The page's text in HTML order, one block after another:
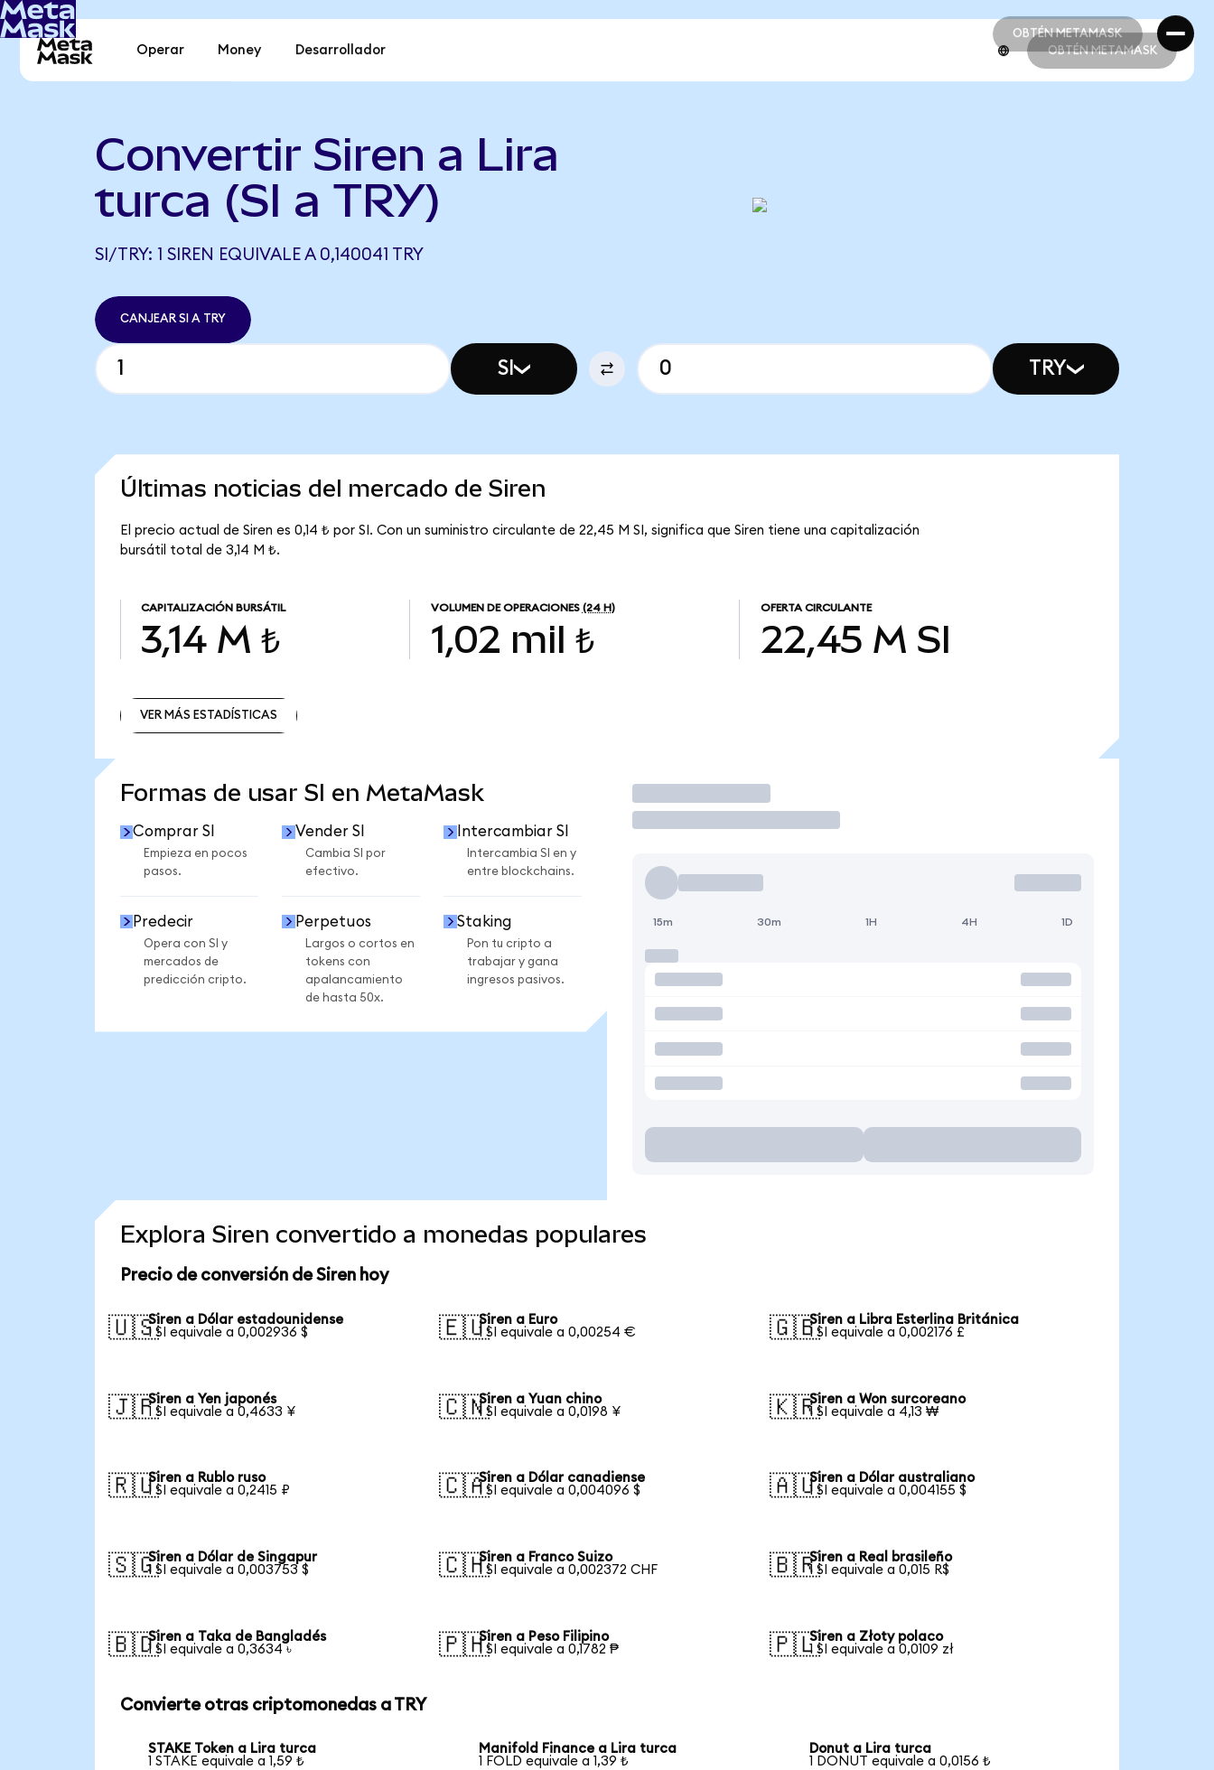
OBTÉN METAMASK
OBTÉN METAMASK
Operar Money Desarrollador OBTÉN METAMASK
Convertir Siren a Lira
turca (SI a TRY)
SI/TRY: 1 SIREN EQUIVALE A 0,140041 TRY
CANJEAR SI A TRY
SI TRY
Últimas noticias del mercado de Siren
El precio actual de Siren es 0,14 ₺ por SI. Con un suministro circulante de 22,45 M SI, significa que Siren tiene una capitalización
bursátil total de 3,14 M ₺.
CAPITALIZACIÓN BURSÁTIL
3,14 M ₺
VOLUMEN DE OPERACIONES (24 H)
1,02 mil ₺
OFERTA CIRCULANTE
22,45 M SI
VER MÁS ESTADÍSTICAS
Formas de usar SI en MetaMask
Comprar SI
Empieza en pocos
pasos.
Vender SI
Cambia SI por
efectivo.
Intercambiar SI
Intercambia SI en y
entre blockchains.
Predecir
Opera con SI y
mercados de
predicción cripto.
Perpetuos
Largos o cortos en
tokens con
apalancamiento
de hasta 50x.
Staking
Pon tu cripto a
trabajar y gana
ingresos pasivos.
Operar
15m 30m 1H 4H 1D
Explora Siren convertido a monedas populares
Precio de conversión de Siren hoy
🇺🇸Siren a Dólar estadounidense
1 SI equivale a 0,002936 $
🇪🇺Siren a Euro
1 SI equivale a 0,00254 €
🇬🇧Siren a Libra Esterlina Británica
1 SI equivale a 0,002176 £
🇯🇵Siren a Yen japonés
1 SI equivale a 0,4633 ¥
🇨🇳Siren a Yuan chino
1 SI equivale a 0,0198 ¥
🇰🇷Siren a Won surcoreano
1 SI equivale a 4,13 ₩
🇷🇺Siren a Rublo ruso
1 SI equivale a 0,2415 ₽
🇨🇦Siren a Dólar canadiense
1 SI equivale a 0,004096 $
🇦🇺Siren a Dólar australiano
1 SI equivale a 0,004155 $
🇸🇬Siren a Dólar de Singapur
1 SI equivale a 0,003753 $
🇨🇭Siren a Franco Suizo
1 SI equivale a 0,002372 CHF
🇧🇷Siren a Real brasileño
1 SI equivale a 0,015 R$
🇧🇩Siren a Taka de Bangladés
1 SI equivale a 0,3634 ৳
🇵🇭Siren a Peso Filipino
1 SI equivale a 0,1782 ₱
🇵🇱Siren a Złoty polaco
1 SI equivale a 0,0109 zł
Convierte otras criptomonedas a TRY
STAKE Token a Lira turca
1 STAKE equivale a 1,59 ₺
Manifold Finance a Lira turca
1 FOLD equivale a 1,39 ₺
Donut a Lira turca
1 DONUT equivale a 0,0156 ₺